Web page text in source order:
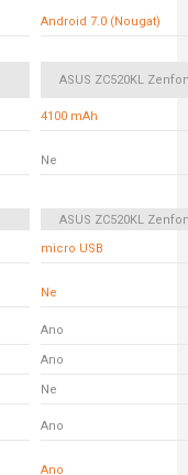
Android 7.0 (Nougat)
ASUS ZC520KL
4100 mAh
Ne
ASUS ZC520KL
micro USB
Ne
Ano
Ano
Ne
Ano
Ano